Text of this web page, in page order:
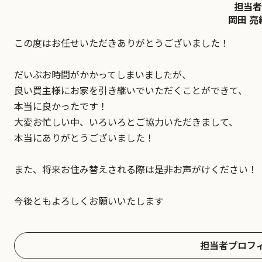
担当者
岡田 亮
この度はお任せいただきありがとうございました！
だいぶお時間がかかってしまいましたが、
良い買主様にお家を引き継いでいただくことができて、
本当に良かったです！
大変お忙しい中、いろいろとご協力いただきまして、
本当にありがとうございました！
また、将来お住み替えされる際は是非お声がけください！
今後ともよろしくお願いいたします
担当者プロフ